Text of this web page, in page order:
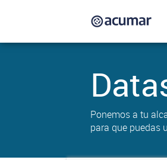
Ponemos a tu
para que puedas